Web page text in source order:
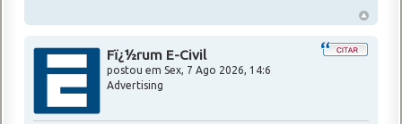
Fï¿½rum E-Civil
postou em Sex, 7 Ago 2026, 14:6
Advertising